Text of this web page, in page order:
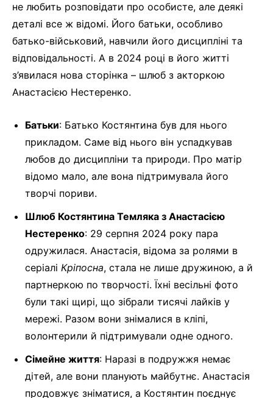
не любить розповідати про особисте, але деякі
деталі все ж відомі. Його батьки, особливо
батько-військовий, навчили його дисципліні та
відповідальності. А в 2024 році в його житті
з’явилася нова сторінка – шлюб з акторкою
Анастасією Нестеренко.
Батьки: Батько Костянтина був для нього
прикладом. Саме від нього він успадкував
любов до дисципліни та природи. Про матір
відомо мало, але вона підтримувала його
творчі пориви.
Шлюб Костянтина Темляка з Анастасією
Нестеренко: 29 серпня 2024 року пара
одружилася. Анастасія, відома за ролями в
серіалі Кріпосна, стала не лише дружиною, а й
партнеркою по творчості. Їхні весільні фото
були такі щирі, що зібрали тисячі лайків у
мережі. Разом вони знімалися в кліпі,
волонтерили й підтримували одне одного.
Сімейне життя: Наразі в подружжя немає
дітей, але вони планують майбутнє. Анастасія
продовжує зніматися, а Костянтин поєднує